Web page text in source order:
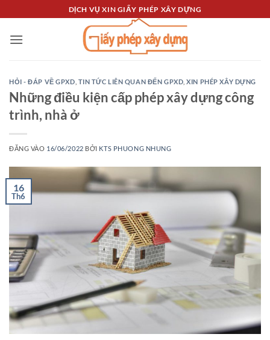
qua
nội
DỊCH VỤ XIN GIẤY PHÉP XÂY DỰNG
HỎI - ĐÁP VỀ GPXD TIN TỨC LIÊN QUAN ĐẾN GPXD ,XIN PHÉP XÂY DỰNG
Những điều kiện cấp phép xây dựng công
trình, nhà ở
ĐĂNG VÀO 16/06/2022 BỞI KTS PHUONG NHUNG
16
Th6